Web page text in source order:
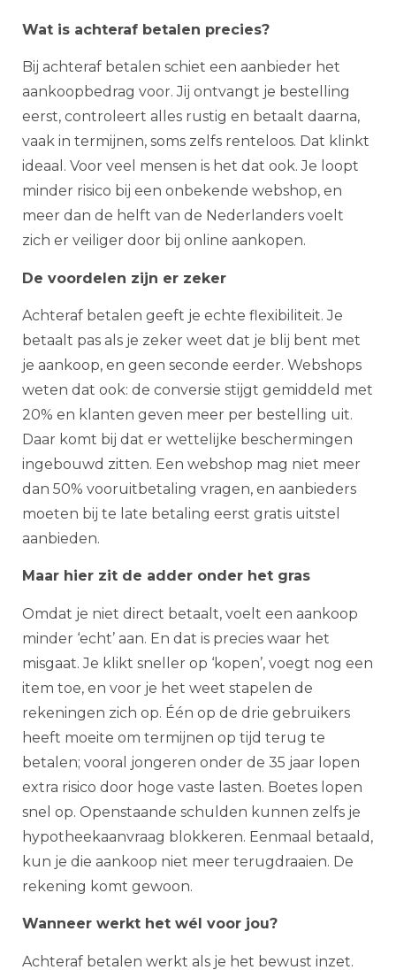
Wat is achteraf betalen precies?
Bij achteraf betalen schiet een aanbieder het
aankoopbedrag voor. Jij ontvangt je bestelling
eerst, controleert alles rustig en betaalt daarna,
vaak in termijnen, soms zelfs renteloos. Dat klinkt
ideaal. Voor veel mensen is het dat ook. Je loopt
minder risico bij een onbekende webshop, en
meer dan de helft van de Nederlanders voelt
zich er veiliger door bij online aankopen.
De voordelen zijn er zeker
Achteraf betalen geeft je echte flexibiliteit. Je
betaalt pas als je zeker weet dat je blij bent met
je aankoop, en geen seconde eerder. Webshops
weten dat ook: de conversie stijgt gemiddeld met
20% en klanten geven meer per bestelling uit.
Daar komt bij dat er wettelijke beschermingen
ingebouwd zitten. Een webshop mag niet meer
dan 50% vooruitbetaling vragen, en aanbieders
moeten bij te late betaling eerst gratis uitstel
aanbieden.
Maar hier zit de adder onder het gras
Omdat je niet direct betaalt, voelt een aankoop
minder ‘echt’ aan. En dat is precies waar het
misgaat. Je klikt sneller op ‘kopen’, voegt nog een
item toe, en voor je het weet stapelen de
rekeningen zich op. Één op de drie gebruikers
heeft moeite om termijnen op tijd terug te
betalen; vooral jongeren onder de 35 jaar lopen
extra risico door hoge vaste lasten. Boetes lopen
snel op. Openstaande schulden kunnen zelfs je
hypotheekaanvraag blokkeren. Eenmaal betaald,
kun je die aankoop niet meer terugdraaien. De
rekening komt gewoon.
Wanneer werkt het wél voor jou?
Achteraf betalen werkt als je het bewust inzet.